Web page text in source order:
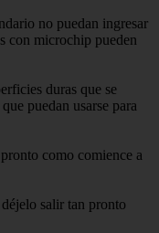
no puedan ingresar
con microchip pueden
duras que se
puedan usarse para
como comience a
salir tan pronto